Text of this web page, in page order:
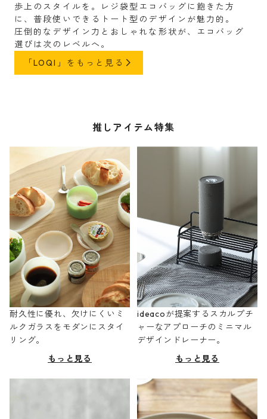
歩上のスタイルを。レジ袋型エコバッグに飽きた方
に、普段使いできるトート型のデザインが魅力的。
圧倒的なデザイン力とおしゃれな形状が、エコバッグ
選びは次のレベルへ。
「LOQI」をもっと見る
推しアイテム特集
耐久性に優れ、欠けにくいミ
ルクガラスをモダンにスタイ
リング。
もっと見る
ideacoが提案するスカルプチ
ャーなアプローチのミニマル
デザインドレーナー。
もっと見る